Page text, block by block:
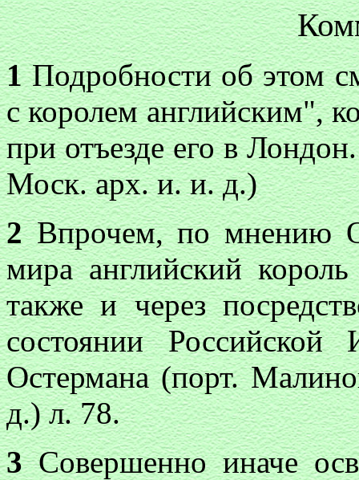
1Подробности об этом
с королем английским",
при отъезде его в
Моск. арх. и. и. д.)
2Впрочем, по мнению
мира английский
также и через
состоянии
Остермана (порт.
д.) л. 78.
3Совершенно иначе